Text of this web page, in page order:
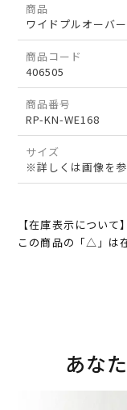
商品
ワイドプルオーバ
商品コード
406505
商品番号
RP-KN-WE168
サイズ
※詳しくは画像を参
【在庫表示について】
この商品の「△」は
あな